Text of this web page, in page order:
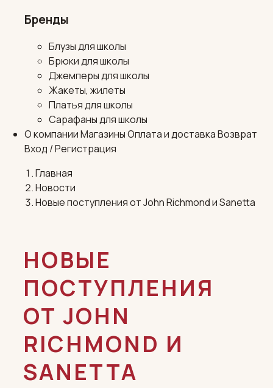
Бренды
Блузы для школы
Брюки для школы
Джемперы для школы
Жакеты, жилеты
Платья для школы
Сарафаны для школы
О компанииМагазиныОплата и доставкаВозврат
Вход / Регистрация
Главная
Новости
Новые поступления от John Richmond и Sanetta
НОВЫЕ
ПОСТУПЛЕНИЯ
ОТ JOHN
RICHMOND И
SANETTA